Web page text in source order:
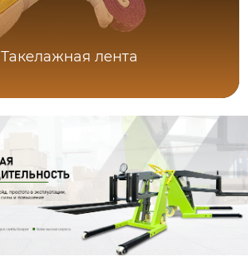
Такелажная лента